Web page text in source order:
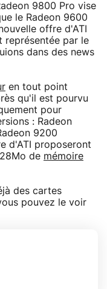
9800 Pro vise
le Radeon 9600
offre d'ATI
représentée par le
dans des news
en tout point
qu'il est pourvu
pour
: Radeon
9200
d'ATI proposeront
de mémoire
des cartes
pouvez le voir